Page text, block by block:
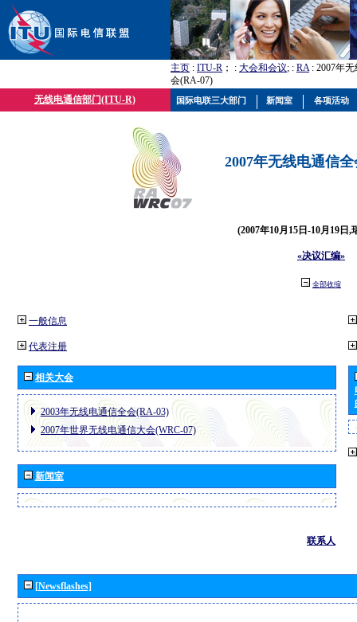
主页 : ITU-R ； : 大会和会议; : RA: 2007年
会(RA-07)
无线电通信部门(ITU-R)
2007年无线电通信
(2007年10月15日-10月19日,
«决议汇编»
全部收缩
一般信息
代表注册
相关大会
2003年无线电通信全会(RA-03)
2007年世界无线电通信大会(WRC-07)
新闻室
联系人
[Newsflashes]
国际电联三大部门 新闻室 各项活动